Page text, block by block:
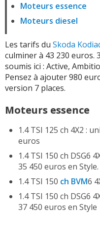
Moteurs essence
Moteurs diesel
Les tarifs du Skoda
culminer à 43 230 euros.
soumis ici : Active,
Pensez à ajouter 980
version 7 places.
Moteurs essence
1.4 TSI 125 ch 4X2 :
euros
1.4 TSI 150 ch DSG6
35 450 euros en
1.4 TSI 150 ch BVM6
1.4 TSI 150 ch DSG6
37 450 euros en Style